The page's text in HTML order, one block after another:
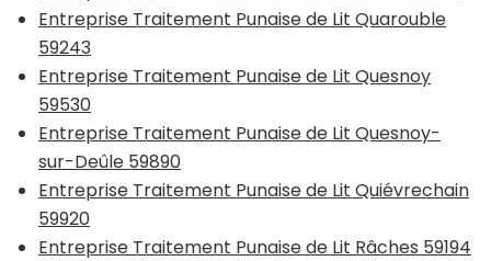
Entreprise Traitement Punaise de Lit Quarouble
59243
Entreprise Traitement Punaise de Lit Quesnoy
59530
Entreprise Traitement Punaise de Lit Quesnoy-
sur-Deûle 59890
Entreprise Traitement Punaise de Lit Quiévrechain
59920
Entreprise Traitement Punaise de Lit Râches 59194